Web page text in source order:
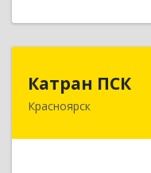
Катран ПСК
Красноярск660022,